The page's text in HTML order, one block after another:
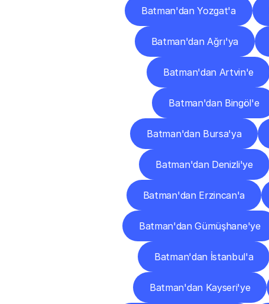
Batman'dan Yozgat'a
Batman'dan Ağrı'ya
Batman'dan Artvin'e
Batman'dan Bingöl'e
Batman'dan Bursa'ya
Batman'dan Denizli'ye
Batman'dan Erzincan'a
Batman'dan Gümüşhane'ye
Batman'dan İstanbul'a
Batman'dan Kayseri'ye